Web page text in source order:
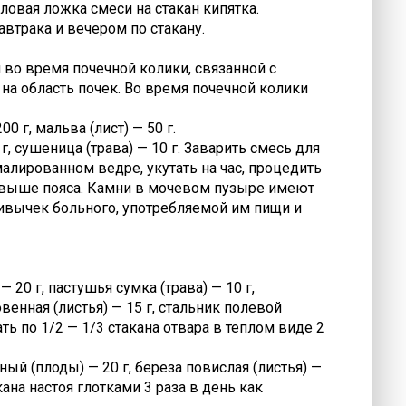
ложка смеси на стакан кипятка.
и вечером по стакану.
время почечной колики, связанной с
область почек. Во время почечной колики
г, мальва (лист) — 50 г.
сушеница (трава) — 10 г. Заварить смесь для
ведре, укутать на час, процедить
пояса. Камни в мочевом пузыре имеют
больного, употребляемой им пищи и
г, пастушья сумка (трава) — 10 г,
(листья) — 15 г, стальник полевой
по 1/2 — 1/3 стакана отвара в теплом виде 2
(плоды) — 20 г, береза повислая (листья) —
настоя глотками 3 раза в день как